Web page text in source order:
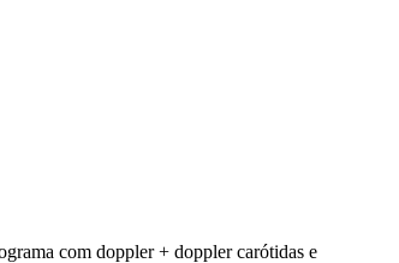
com doppler + doppler carótidas e